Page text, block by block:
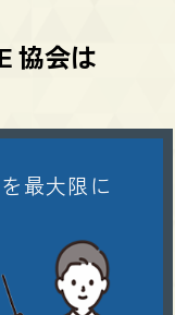
協会は
最大限に